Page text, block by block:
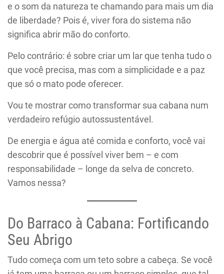
e o som da natureza te chamando para mais um dia
de liberdade? Pois é, viver fora do sistema não
significa abrir mão do conforto.
Pelo contrário: é sobre criar um lar que tenha tudo o
que você precisa, mas com a simplicidade e a paz
que só o mato pode oferecer.
Vou te mostrar como transformar sua cabana num
verdadeiro refúgio autossustentável.
De energia e água até comida e conforto, você vai
descobrir que é possível viver bem – e com
responsabilidade – longe da selva de concreto.
Vamos nessa?
Do Barraco à Cabana: Fortificando
Seu Abrigo
Tudo começa com um teto sobre a cabeça. Se você